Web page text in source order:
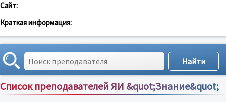
Сайт:
Краткая информация:
Список преподавателей ЯИ &quot;Знание&quot;
Сортировка по:имени;рейтингу;отзывам